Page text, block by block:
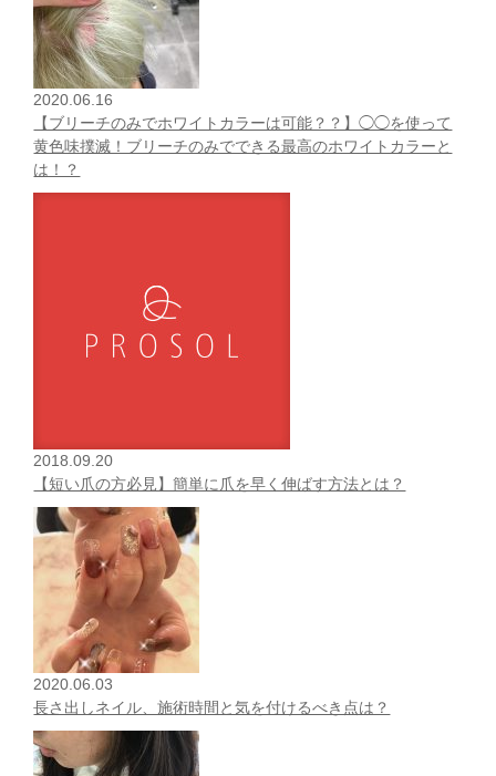
2020.06.16
【ブリーチのみでホワイトカラーは可能？？】◯◯を使って
黄色味撲滅！ブリーチのみでできる最高のホワイトカラーと
は！？
2018.09.20
【短い爪の方必見】簡単に爪を早く伸ばす方法とは？
2020.06.03
長さ出しネイル、施術時間と気を付けるべき点は？